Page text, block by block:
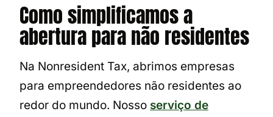
Como simplificamos a
abertura para não residentes
Na Nonresident Tax, abrimos empresas
para empreendedores não residentes ao
redor do mundo. Nosso serviço de